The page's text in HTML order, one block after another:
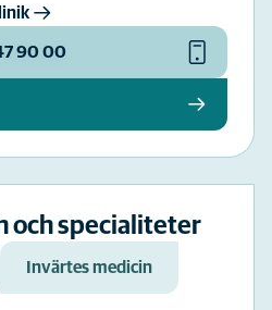
90 00
och specialiteter
Invärtes medicin